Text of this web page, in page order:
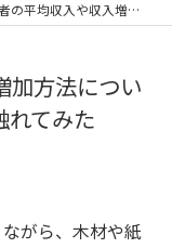
増加方法について解説｜影響要素についても触れてみた
加方法につい
れてみた
がら、木材や紙